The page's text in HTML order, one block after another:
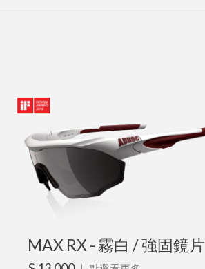
MAX RX - 霧白 / 強固鏡片